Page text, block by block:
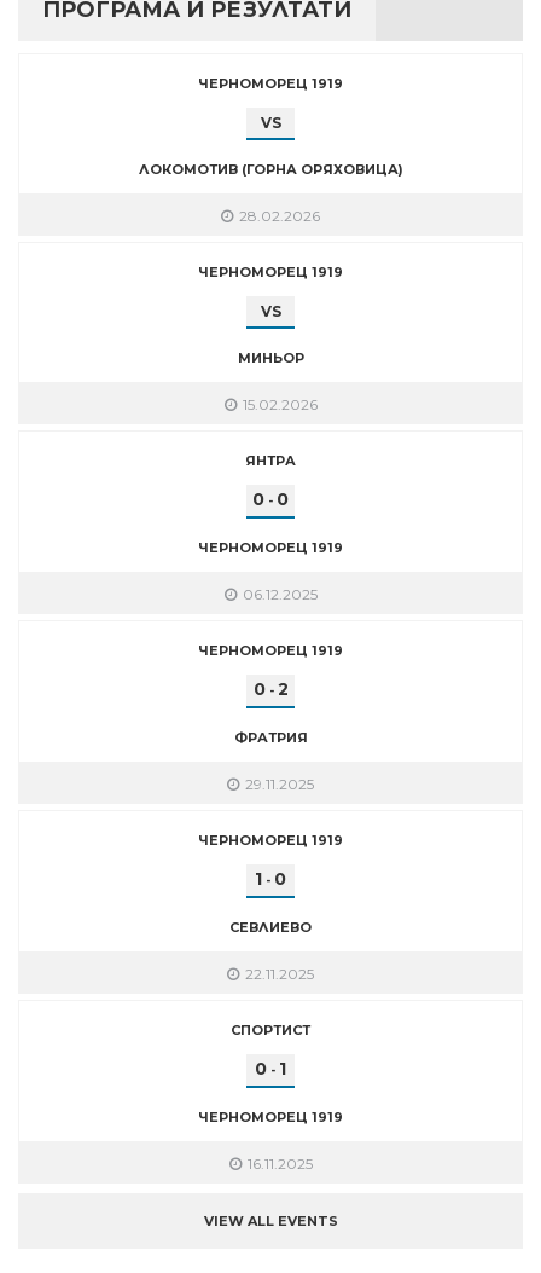
ПРОГРАМА И РЕЗУЛТАТИ
ЧЕРНОМОРЕЦ 1919
VS
ЛОКОМОТИВ (ГОРНА ОРЯХОВИЦА)
28.02.2026
ЧЕРНОМОРЕЦ 1919
VS
МИНЬОР
15.02.2026
ЯНТРА
0 - 0
ЧЕРНОМОРЕЦ 1919
06.12.2025
ЧЕРНОМОРЕЦ 1919
0- 2
ФРАТРИЯ
29.11.2025
ЧЕРНОМОРЕЦ 1919
1 - 0
СЕВЛИЕВО
22.11.2025
СПОРТИСТ
0 - 1
ЧЕРНОМОРЕЦ 1919
16.11.2025
VIEW ALL EVENTS